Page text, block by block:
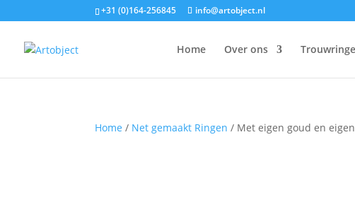
+31 (0)164-256845 info@artobject.nl
Home Over ons
Home / Net gemaakt Ringen / Met eigen goud en